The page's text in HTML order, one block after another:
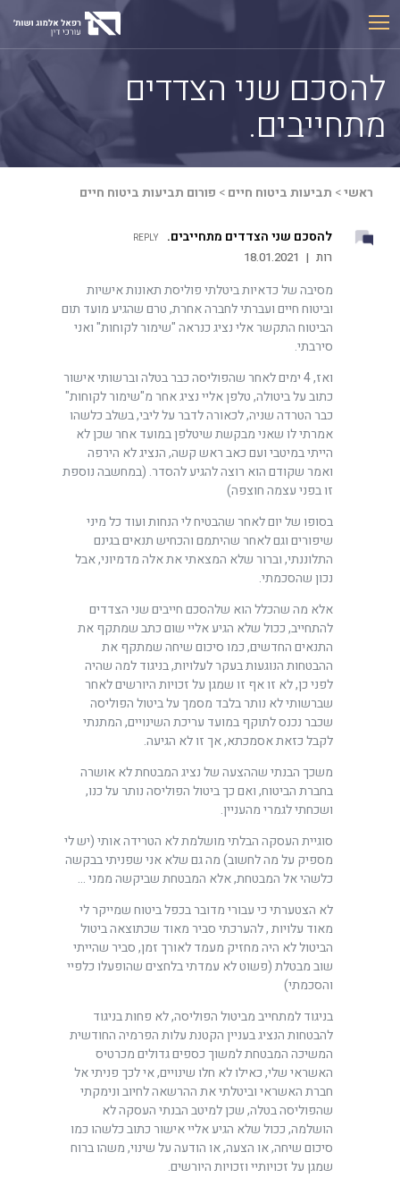
Skip
to
content
להסכם שני הצדדים
מתחייבים.
ראשי> תביעות ביטוח חיים> פורום תביעות ביטוח חיים
להסכם שני הצדדים מתחייבים.
רות |
18.01.2021
REPLY
מסיבה של כדאיות ביטלתי פוליסת תאונות אישיות
וביטוח חיים ועברתי לחברה אחרת, טרם שהגיע מועד תום
הביטוח התקשר אלי נציג כנראה "שימור לקוחות" ואני
סירבתי.
ואז, 4 ימים לאחר שהפוליסה כבר בטלה וברשותי אישור
כתוב על ביטולה, טלפן אליי נציג אחר מ"שימור לקוחות"
כבר הטרדה שניה, לכאורה לדבר על ליבי, בשלב כלשהו
אמרתי לו שאני מבקשת שיטלפן במועד אחר שכן לא
הייתי במיטבי ועם כאב ראש קשה, הנציג לא הירפה
ואמר שקודם הוא רוצה להגיע להסדר. (במחשבה נוספת
זו בפני עצמה חוצפה)
בסופו של יום לאחר שהבטיח לי הנחות ועוד כל מיני
שיפורים וגם לאחר שהיתמם והכחיש תנאים בגינם
התלוננתי, וברור שלא המצאתי את אלה מדמיוני, אבל
נכון שהסכמתי.
אלא מה שהכלל הוא שלהסכם חייבים שני הצדדים
להתחייב, ככול שלא הגיע אליי שום כתב שמתקף את
התנאים החדשים, כמו סיכום שיחה שמתקף את
ההבטחות הנוגעות בעקר לעלויות, בניגוד למה שהיה
לפני כן, לא זו אף זו שמגן על זכויות היורשים לאחר
שברשותי לא נותר בלבד מסמך על ביטול הפוליסה
שכבר נכנס לתוקף במועד עריכת השינויים, המתנתי
לקבל כזאת אסמכתא, אך זו לא הגיעה.
משכך הבנתי שההצעה של נציג המבטחת לא אושרה
בחברת הביטוח, ואם כך ביטול הפוליסה נותר על כנו,
ושכחתי לגמרי מהעניין.
סוגיית העסקה הבלתי מושלמת לא הטרידה אותי (יש לי
מספיק על מה לחשוב) מה גם שלא אני שפניתי בבקשה
כלשהי אל המבטחת, אלא המבטחת שביקשה ממני …
לא הצטערתי כי עבורי מדובר בכפל ביטוח שמייקר לי
מאוד עלויות , להערכתי סביר מאוד שכתוצאה ביטול
הביטול לא היה מחזיק מעמד לאורך זמן, סביר שהייתי
שוב מבטלת (פשוט לא עמדתי בלחצים שהופעלו כלפיי
והסכמתי)
בניגוד למתחייב מביטול הפוליסה, לא פחות בניגוד
להבטחות הנציג בעניין הקטנת עלות הפרמיה החודשית
המשיכה המבטחת למשוך כספים גדולים מכרטיס
האשראי שלי, כאילו לא חלו שינויים, אי לכך פניתי אל
חברת האשראי וביטלתי את ההרשאה לחיוב ונימקתי
שהפוליסה בטלה, שכן למיטב הבנתי העסקה לא
הושלמה, ככול שלא הגיע אליי אישור כתוב כלשהו כמו
סיכום שיחה, או הצעה, או הודעה על שינוי, משהו ברוח
שמגן על זכויותיי וזכויות היורשים.